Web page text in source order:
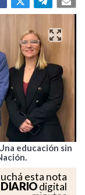
educación sin
esta nota
DIARIOdigital